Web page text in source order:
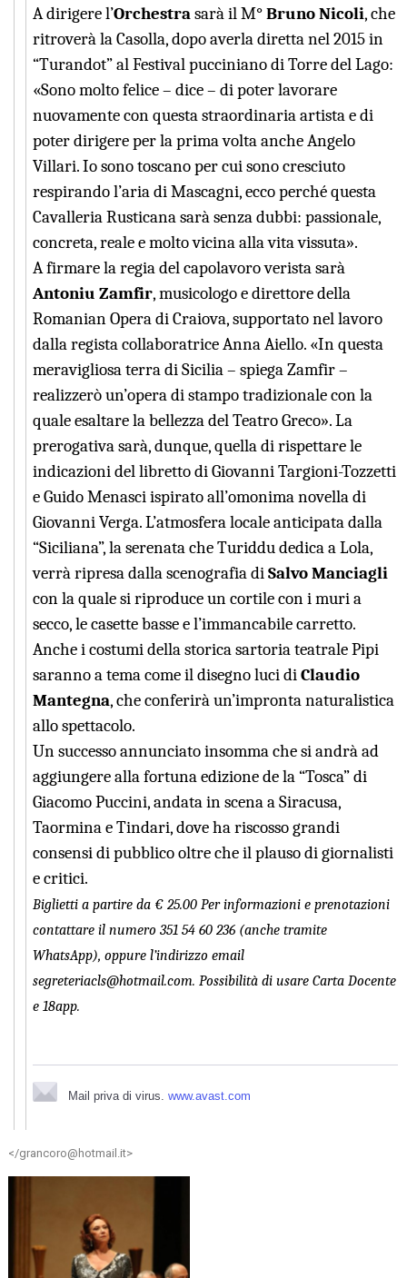
A dirigere l’Orchestrasarà il M°Bruno Nicoli, che
ritroverà la Casolla, dopo averla diretta nel 2015 in
“Turandot” al Festival pucciniano di Torre del Lago:
«Sono molto felice – dice – di poter lavorare
nuovamente con questa straordinaria artista e di
poter dirigere per la prima volta anche Angelo
Villari. Io sono toscano per cui sono cresciuto
respirando l’aria di Mascagni, ecco perché questa
Cavalleria Rusticana sarà senza dubbi: passionale,
concreta, reale e molto vicina alla vita vissuta».
A firmare la regia del capolavoro verista sarà
Antoniu Zamfir, musicologo e direttore della
Romanian Opera di Craiova, supportato nel lavoro
dalla regista collaboratrice Anna Aiello. «In questa
meravigliosa terra di Sicilia – spiega Zamfir –
realizzerò un’opera di stampo tradizionale con la
quale esaltare la bellezza del Teatro Greco». La
prerogativa sarà, dunque, quella di rispettare le
indicazioni del libretto di Giovanni Targioni-Tozzetti
e Guido Menasci ispirato all’omonima novella di
Giovanni Verga. L’atmosfera locale anticipata dalla
“Siciliana”, la serenata che Turiddu dedica a Lola,
verrà ripresa dalla scenografia diSalvo Manciagli
con la quale si riproduce un cortile con i muri a
secco, le casette basse e l’immancabile carretto.
Anche i costumi della storica sartoria teatrale Pipi
saranno a tema come il disegno luci diClaudio
Mantegna, che conferirà un’impronta naturalistica
allo spettacolo.
Un successo annunciato insomma che si andrà ad
aggiungere alla fortuna edizione de la “Tosca” di
Giacomo Puccini, andata in scena a Siracusa,
Taormina e Tindari, dove ha riscosso grandi
consensi di pubblico oltre che il plauso di giornalisti
e critici.
Biglietti a partire da € 25.00 Per informazioni e prenotazioni
contattare il numero 351 54 60 236 (anche tramite
WhatsApp), oppure l’indirizzo email
segreteriacls@hotmail.com. Possibilità di usare Carta Docente
e 18app.
Mail priva di virus.www.avast.com
</grancoro@hotmail.it>